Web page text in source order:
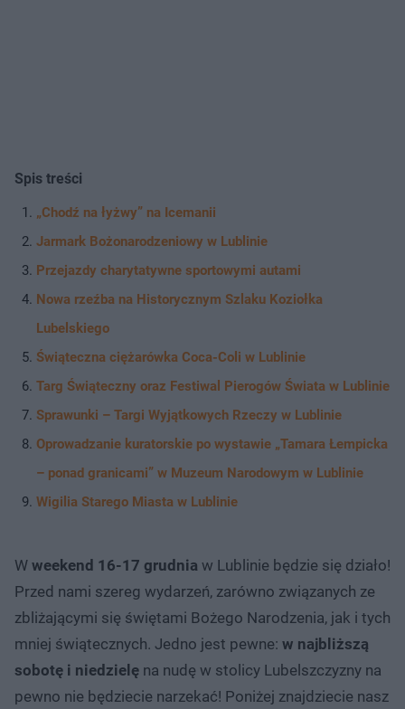
Spis treści
„Chodź na łyżwy” na Icemanii
Jarmark Bożonarodzeniowy w Lublinie
Przejazdy charytatywne sportowymi autami
Nowa rzeźba na Historycznym Szlaku Koziołka
Lubelskiego
Świąteczna ciężarówka Coca-Coli w Lublinie
Targ Świąteczny oraz Festiwal Pierogów Świata w Lublinie
Sprawunki – Targi Wyjątkowych Rzeczy w Lublinie
Oprowadzanie kuratorskie po wystawie „Tamara Łempicka
– ponad granicami” w Muzeum Narodowym w Lublinie
Wigilia Starego Miasta w Lublinie
W weekend 16-17 grudnia w Lublinie będzie się działo!
Przed nami szereg wydarzeń, zarówno związanych ze
zbliżającymi się świętami Bożego Narodzenia, jak i tych
mniej świątecznych. Jedno jest pewne: w najbliższą
sobotę i niedzielę na nudę w stolicy Lubelszczyzny na
pewno nie będziecie narzekać! Poniżej znajdziecie nasz